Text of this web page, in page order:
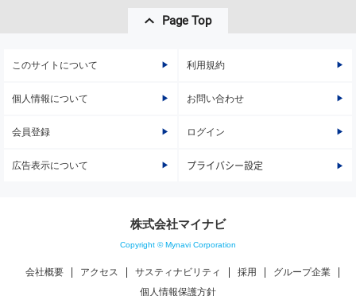
Page Top
このサイトについて 利用規約
個人情報について お問い合わせ
会員登録 ログイン
広告表示について プライバシー設定
株式会社マイナビ
Copyright © Mynavi Corporation
会社概要 アクセス サスティナビリティ 採用
グループ企業
個人情報保護方針